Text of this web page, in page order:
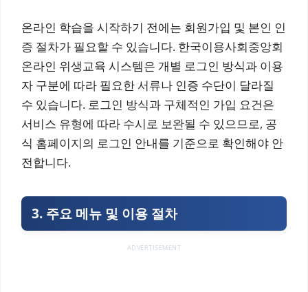
온라인 학습을 시작하기 전에는 회원가입 및 본인 인
증 절차가 필요할 수 있습니다. 한국이용사회중앙회
온라인 위생교육 시스템은 개별 로그인 방식과 이용
자 구분에 따라 필요한 서류나 인증 수단이 달라질
수 있습니다. 로그인 방식과 구체적인 가입 요건은
서비스 유형에 따라 수시로 보완될 수 있으므로, 공
식 홈페이지의 로그인 안내를 기준으로 확인해야 안
전합니다.
3. 주요 메뉴 및 이용 절차
ADVERTISEMENT